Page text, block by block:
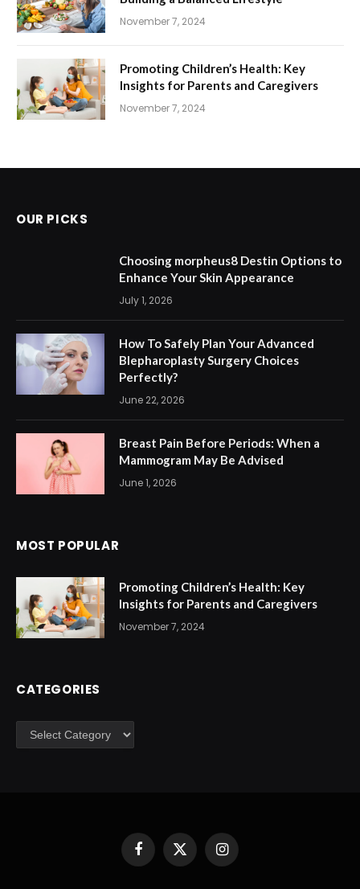
November 7, 2024
Promoting Children’s Health: Key
Insights for Parents and Caregivers
November 7, 2024
OUR PICKS
Choosing morpheus8 Destin Options to
Enhance Your Skin Appearance
July 1, 2026
How To Safely Plan Your Advanced
Blepharoplasty Surgery Choices
Perfectly?
June 22, 2026
Breast Pain Before Periods: When a
Mammogram May Be Advised
June 1, 2026
MOST POPULAR
Promoting Children’s Health: Key
Insights for Parents and Caregivers
November 7, 2024
CATEGORIES
Categories
FacebookX
(Twitter)
Instagram